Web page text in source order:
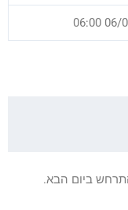
06/
ביום הבא.